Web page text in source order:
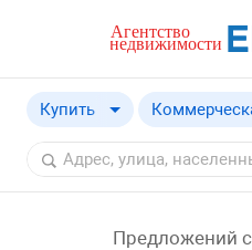
Купить
Купить
Снять
Предложений